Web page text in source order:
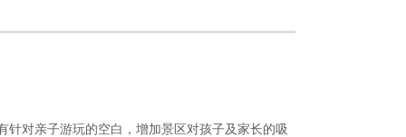
对亲子游玩的空白，增加景区对孩子及家长的吸